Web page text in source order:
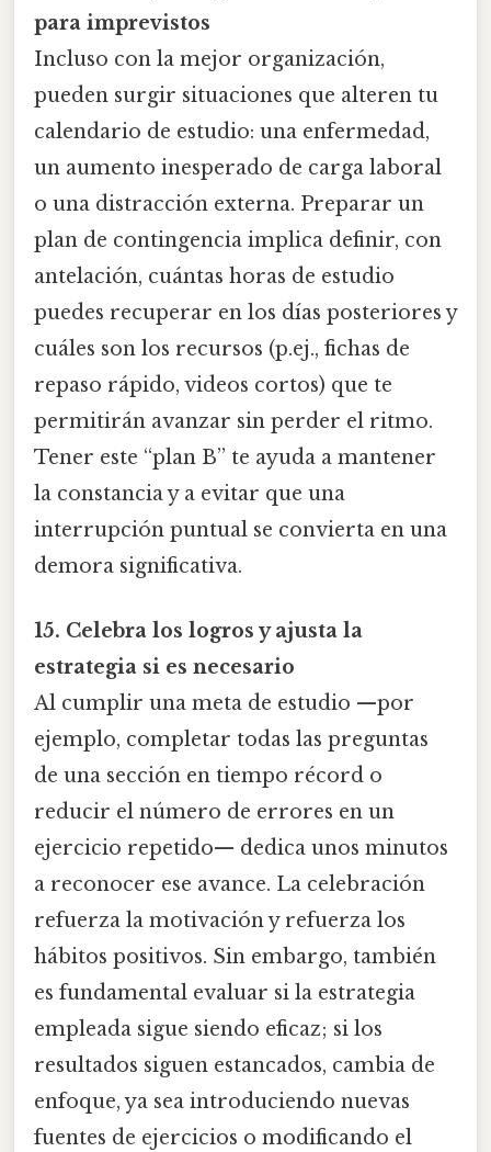
para imprevistos
Incluso con la mejor organización,
pueden surgir situaciones que alteren tu
calendario de estudio: una enfermedad,
un aumento inesperado de carga laboral
o una distracción externa. Preparar un
plan de contingencia implica definir, con
antelación, cuántas horas de estudio
puedes recuperar en los días posteriores y
cuáles son los recursos (p.ej., fichas de
repaso rápido, videos cortos) que te
permitirán avanzar sin perder el ritmo.
Tener este “plan B” te ayuda a mantener
la constancia y a evitar que una
interrupción puntual se convierta en una
demora significativa.
15. Celebra los logros y ajusta la
estrategia si es necesario
Al cumplir una meta de estudio —por
ejemplo, completar todas las preguntas
de una sección en tiempo récord o
reducir el número de errores en un
ejercicio repetido— dedica unos minutos
a reconocer ese avance. La celebración
refuerza la motivación y refuerza los
hábitos positivos. Sin embargo, también
es fundamental evaluar si la estrategia
empleada sigue siendo eficaz; si los
resultados siguen estancados, cambia de
enfoque, ya sea introduciendo nuevas
fuentes de ejercicios o modificando el